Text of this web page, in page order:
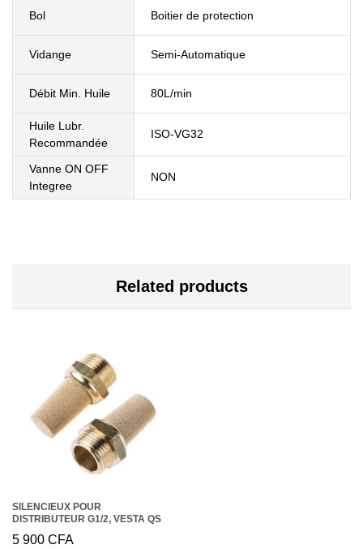
Bol Boitier de protection
Vidange Semi-Automatique
Débit Min. Huile 80L/min
Huile Lubr.
Recommandée
ISO-VG32
Vanne ON OFF
Integree
NON
Related products
SILENCIEUX POUR
DISTRIBUTEUR G1/2, VESTA QS
5 900 CFA